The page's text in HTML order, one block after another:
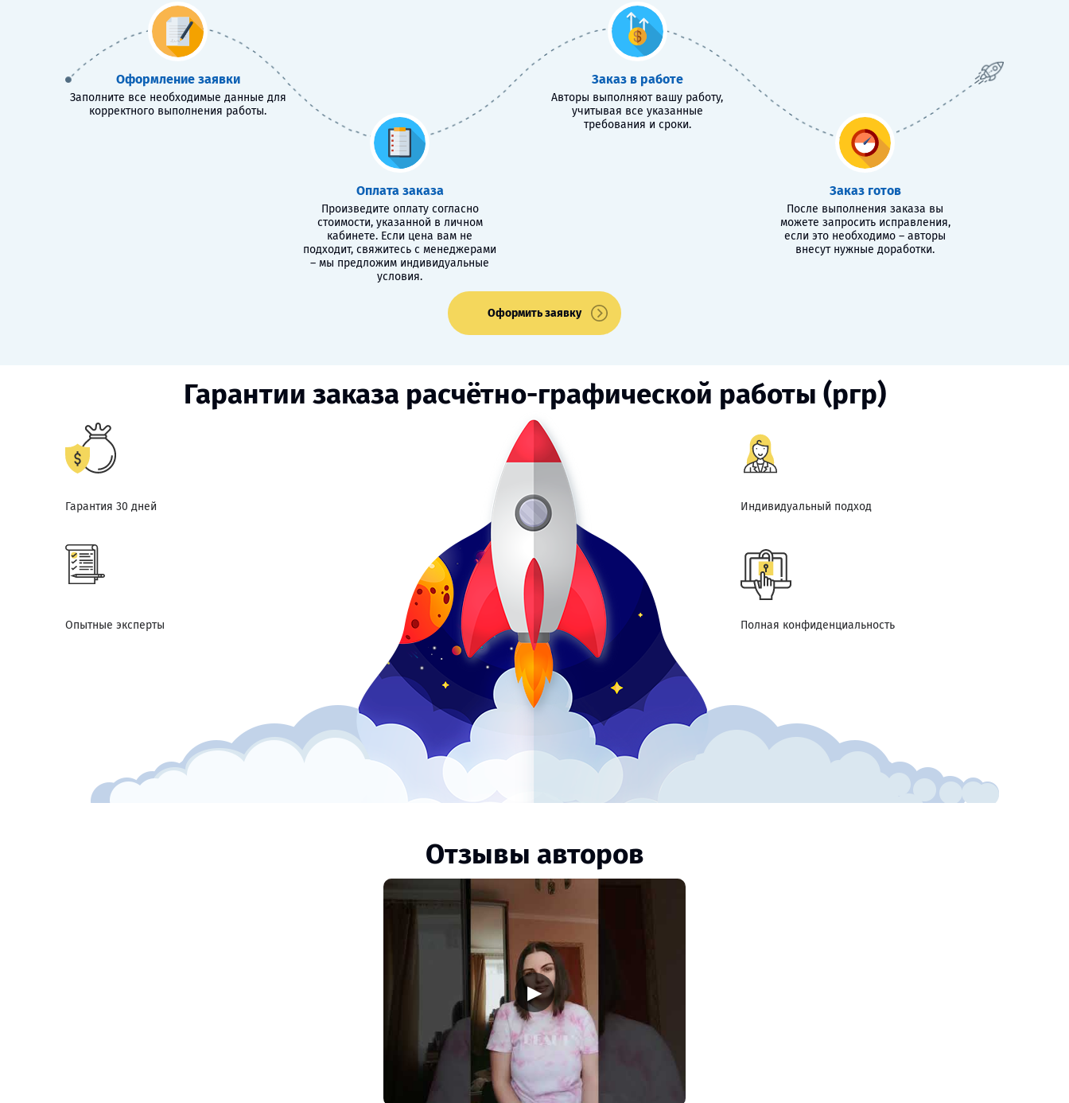
Оформление заявки
Заполните все необходимые данные для
корректного выполнения работы.
Оплата заказа
Произведите оплату согласно
стоимости, указанной в личном
кабинете. Если цена вам не
подходит, свяжитесь с менеджерами
– мы предложим индивидуальные
условия.
Заказ в работе
Авторы выполняют вашу работу,
учитывая все указанные
требования и сроки.
Заказ готов
После выполнения заказа вы
можете запросить исправления,
если это необходимо – авторы
внесут нужные доработки.
Оформить заявку
Гарантии заказа расчётно-графической работы (ргр)
Гарантия 30 дней Индивидуальный подход
Опытные эксперты Полная конфиденциальность
Отзывы авторов
▶